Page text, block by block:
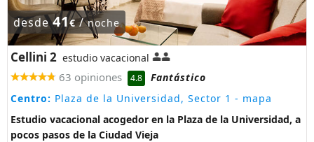
desde41€/noche
Cellini 2 estudio vacacional
63 opiniones 4.8
Fantástico
Centro: Plaza de la Universidad, Sector 1 - mapa
Estudio vacacional acogedor en la Plaza de la Universidad, a
pocos pasos de la Ciudad Vieja